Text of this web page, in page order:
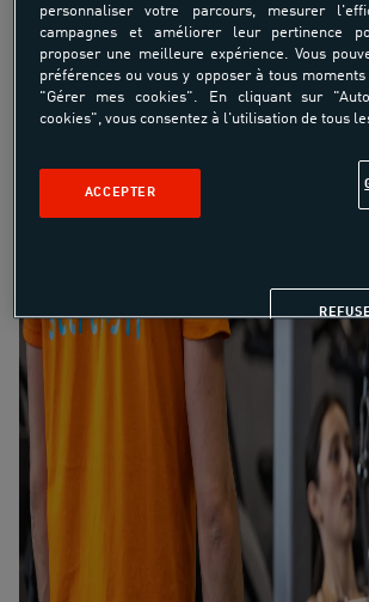
personnaliser votre parcours, mesurer
campagnes et améliorer leur pertinence
proposer une meilleure expérience. Vous
préférences ou vous y opposer à tous
"Gérer mes cookies". En cliquant sur
cookies", vous consentez à l'utilisation de tous
ACCEPTER